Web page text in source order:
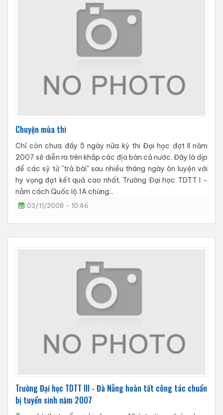
Chuyện mùa thi
Chỉ còn chưa đầy 5 ngày nữa kỳ thi Đại học đợt II năm
2007 sẽ diễn ra trên khắp các địa bàn cả nước. Đây là dịp
để các sỹ tử "trả bài" sau nhiều tháng ngày ôn luyện với
hy vọng đạt kết quả cao nhất. Trường Đại học TDTT I -
nằm cách Quốc lộ 1A chừng...
03/11/2008 - 10:46
Trường Đại học TDTT III - Đà Nẵng hoàn tất công tác chuẩn
bị tuyển sinh năm 2007